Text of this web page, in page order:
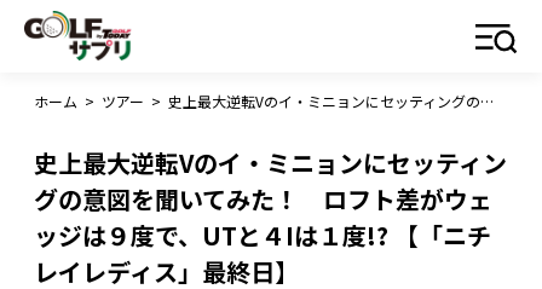
ホーム > ツアー > 史上最大逆転Vのイ・ミニョンにセッティングの意図を聞いてみた！ ロフト差がウェッジは９度で、UTと４Iは１度!? 【「ニチレイレディス」最終日】
史上最大逆転Vのイ・ミニョンにセッティン
グの意図を聞いてみた！ ロフト差がウェ
ッジは９度で、UTと４Iは１度!? 【「ニチ
レイレディス」最終日】